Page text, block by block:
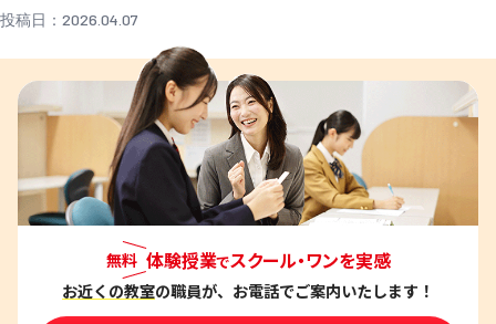
投稿日：2026.04.07
無料 体験授業でスクール・ワンを実感
お近くの教室の職員が、お電話でご案内いたします！